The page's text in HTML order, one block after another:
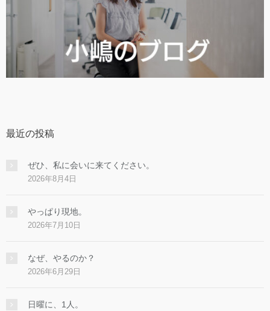
最近の投稿
ぜひ、私に会いに来てください。
2026年8月4日
やっぱり現地。
2026年7月10日
なぜ、やるのか？
2026年6月29日
日曜に、1人。